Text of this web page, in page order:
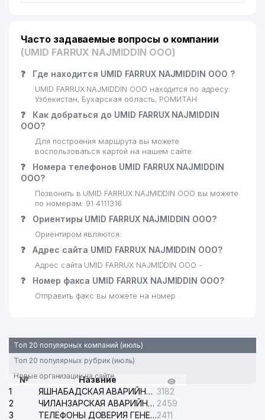
Часто задаваемые вопросы о компании
(UMID FARRUX NAJMIDDIN ООО)
❓ Где находится UMID FARRUX NAJMIDDIN ООО ?
UMID FARRUX NAJMIDDIN ООО находится по адресу:
Узбекистан, Бухарская область, РОМИТАН
❓
Как добраться до UMID FARRUX NAJMIDDIN
ООО?
Для построения маршрута вы можете
воспользоваться картой на нашем сайте
❓
Номера телефонов UMID FARRUX NAJMIDDIN
ООО?
Позвонить в UMID FARRUX NAJMIDDIN ООО вы можете
по номерам: 91 4111316
❓ Ориентиры UMID FARRUX NAJMIDDIN ООО?
Ориентиром являются:
❓ Адрес сайта UMID FARRUX NAJMIDDIN ООО?
Адрес сайта UMID FARRUX NAJMIDDIN ООО -
❓ Номер факса UMID FARRUX NAJMIDDIN ООО?
Отправить факс вы можете на номер .
Топ 20 популярных компаний (июль)
Топ 20 популярных рубрик (июль)
Новые организации на сайте
№
Назвние
1
ЯШНАБАДСКАЯ АВАРИЙНАЯ СЛУЖБА ЭЛЕКТРОСЕТИ 3182
2
ЧИЛАНЗАРСКАЯ АВАРИЙНАЯ СЛУЖБА ЭЛЕКТРОСЕТИ 2459
3
ТЕЛЕФОНЫ ДОВЕРИЯ ГЕНЕРАЛЬНОЙ ПРОКУРАТУРЫ РЕСПУБЛИКИ УЗБЕКИСТАН2411